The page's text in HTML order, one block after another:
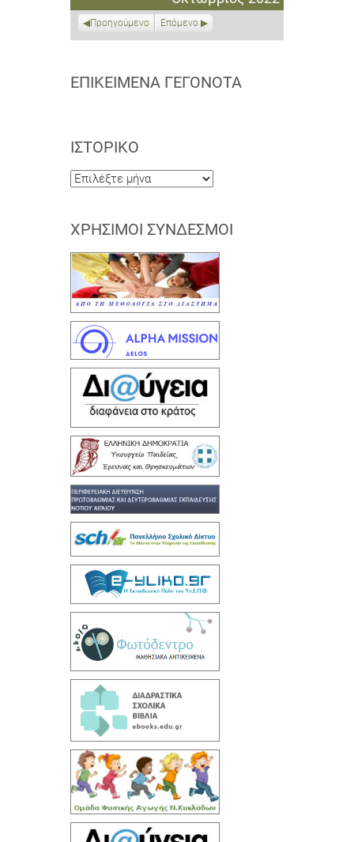
20222022202220222022
Προηγούμενο Επόμενο
ΕΠΙΚΕΊΜΕΝΑ ΓΕΓΟΝΌΤΑ
ΙΣΤΟΡΙΚΌ
Ιστορικό
ΧΡΉΣΙΜΟΙ ΣΎΝΔΕΣΜΟΙ